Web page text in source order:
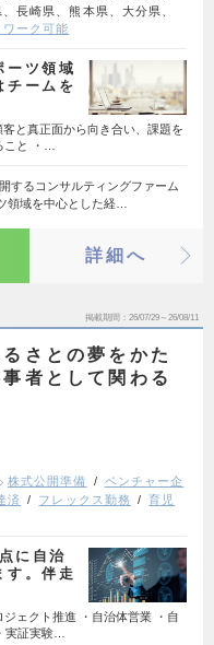
長崎県、熊本県、大分県、
ワーク可能
ーツ領域
チームを
と真正面から向き合い、課題を
こと ・…
するコンサルティングファーム
領域を中心とした経…
詳細へ
掲載期間 26/07/29～26/08/11
さとの夢をかた
者として関わる
株式公開準備
ベンチャー企
済 フレックス勤務
育児
に自治
す。伴走
ェクト推進 ・自治体営業 ・自
実証実験…